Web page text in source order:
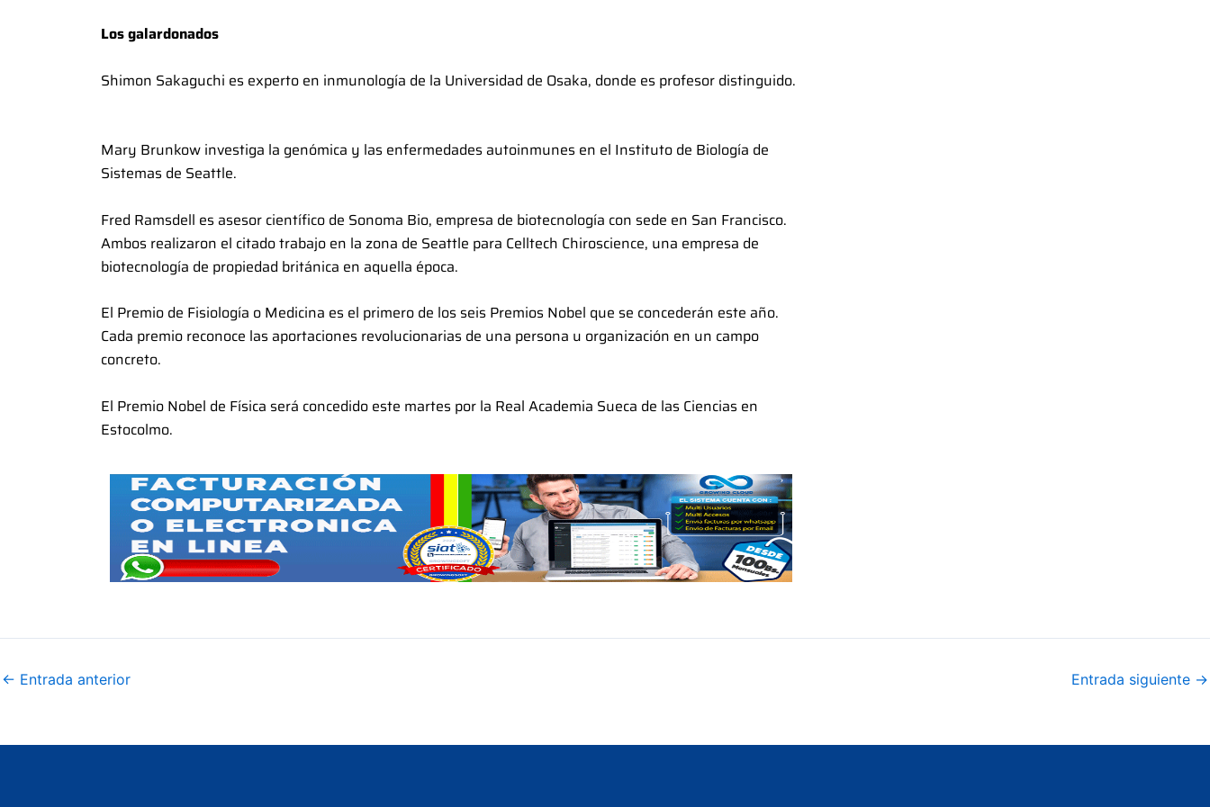
Los galardonados
Shimon Sakaguchi es experto en inmunología de la Universidad de Osaka, donde es profesor distinguido.
Mary Brunkow investiga la genómica y las enfermedades autoinmunes en el Instituto de Biología de
Sistemas de Seattle.
Fred Ramsdell es asesor científico de Sonoma Bio, empresa de biotecnología con sede en San Francisco.
Ambos realizaron el citado trabajo en la zona de Seattle para Celltech Chiroscience, una empresa de
biotecnología de propiedad británica en aquella época.
El Premio de Fisiología o Medicina es el primero de los seis Premios Nobel que se concederán este año.
Cada premio reconoce las aportaciones revolucionarias de una persona u organización en un campo
concreto.
El Premio Nobel de Física será concedido este martes por la Real Academia Sueca de las Ciencias en
Estocolmo.
← Entrada anterior Entrada siguiente →